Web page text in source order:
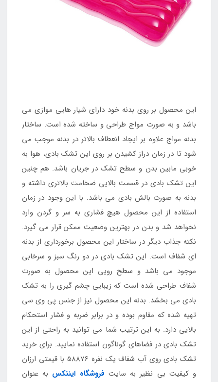
این محصول بر روی بدنه خود دارای شیار هایی موازی می
باشد و به صورت مواج طراحی و ساخته شده است. ساختار
بدنه مواج علاوه بر ایجاد انعطاف بالاتر در بدنه موجب می
شود تا در زمان دراز کشیدن بر روی این تشک بادی، هوا به
خوبی مابین بدن و سطح تشک در جریان باشد. هم چنین
این تشک بادی در قسمت بالایی ضخامت بالاتری داشته و
بدنه به صورت بالش بادی می باشد. با این وجود در زمان
استفاده از این محصول هیچ فشاری به سر و گردن وارد
نخواهد شد و بدن در بهترین وضعیت ممکن قرار می گیرد.
نکته جذاب دیگر در ساختار این محصول برخورداری از بدنه
ای شفاف است. این تشک بادی در دو رنگ سبز و سرخابی
موجود می باشد و سطح رویی این محصول به صورت
شفاف طراحی شده است که زیبایی چشم گیری را به تشک
بادی می بخشد. بدنه این محصول نیز از جنس پی وی سی
تهیه شده که مقاوم بوده و در برابر ضربه و فشار استحکام
بالایی دارد. به این ترتیب شما می توانید به راحتی از این
تشک بادی در فضاهای گوناگون استفاده نمایید. برای خرید
تشک بادی روی آب شفاف یک نفره 58876 با قیمتی ارزان
و کیفیت بی نظیر به سایت فروشگاه اینتکس به عنوان